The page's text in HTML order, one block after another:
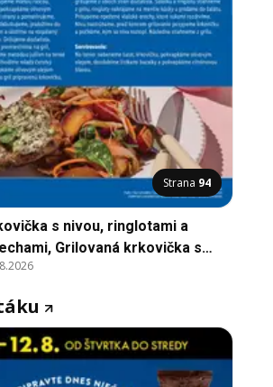
Strana 94
s nivou, ringlotami a
Grilovaná krkovička s
a vlašskými orechami